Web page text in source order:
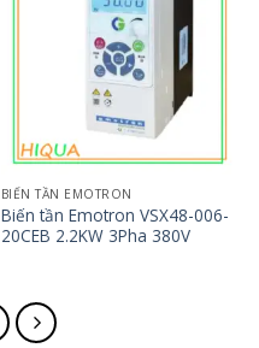
BIẾN TẦN EMOTRON
Biến tần Emotron VSX48-006-
20CEB 2.2KW 3Pha 380V